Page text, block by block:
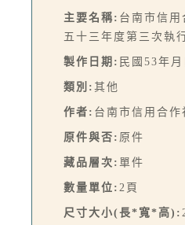
主要名稱: 台南市信用
五十三年度第三次執
製作日期: 民國53年
類別: 其他
作者: 台南市信用合作
原件與否: 原件
藏品層次: 單件
數量單位: 2頁
尺寸大小(長*寬*高):